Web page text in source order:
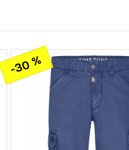
-30 %